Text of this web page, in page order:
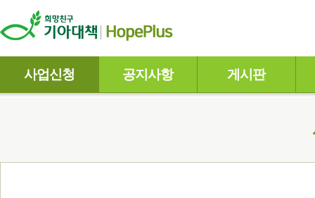
사업신청 공지사항 게시판